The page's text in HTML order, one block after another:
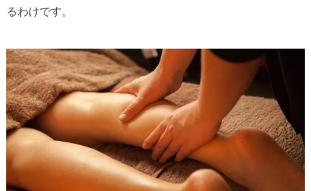
るわけです。